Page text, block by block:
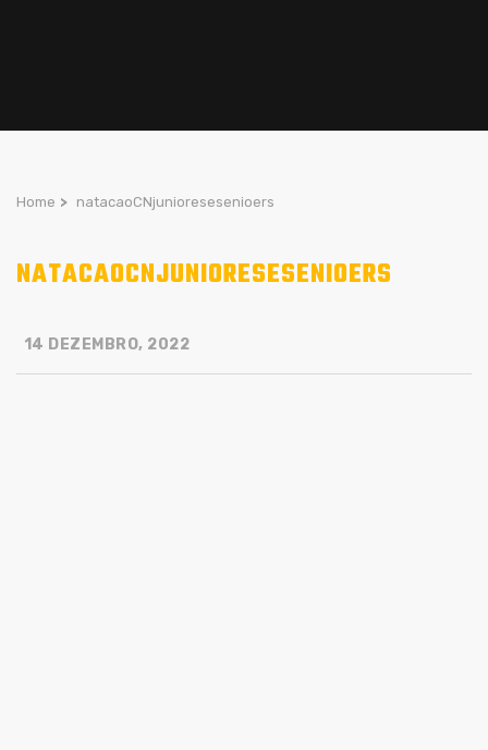
Home > natacaoCNjunioresesenioers
NATACAOCNJUNIORESESENIOERS
14 DEZEMBRO, 2022